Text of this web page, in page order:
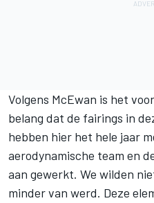
Volgens McEwan is het
belang dat de fairings in
hebben hier het hele jaar
aerodynamische team en
aan gewerkt. We wilden
minder van werd. Deze